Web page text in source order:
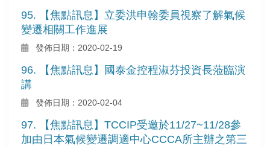
95. 【焦點訊息】立委洪申翰委員視察了解氣候
變遷相關工作進展
發佈日期：2020-02-19
96. 【焦點訊息】國泰金控程淑芬投資長蒞臨演
講
發佈日期：2020-02-04
97. 【焦點訊息】TCCIP受邀於11/27~11/28參
加由日本氣候變遷調適中心CCCA所主辦之第三